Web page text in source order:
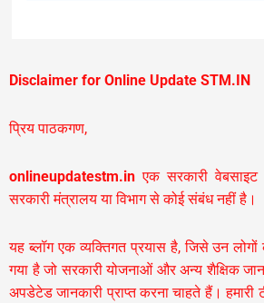
Disclaimer for Online Update STM.IN
प्रिय पाठकगण,
onlineupdatestm.in एक सरकारी
सरकारी मंत्रालय या विभाग से कोई संबंध नहीं है।
यह ब्लॉग एक व्यक्तिगत प्रयास है, जिसे उन लोगों
गया है जो सरकारी योजनाओं और अन्य शैक्षिक
अपडेटेड जानकारी प्राप्त करना चाहते हैं।